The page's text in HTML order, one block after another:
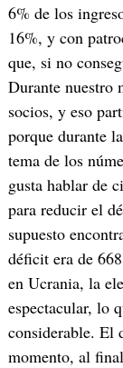
6% de los
16%, y con
que, si no
Durante nuestro
socios, y eso
porque durante
tema de los
gusta hablar de
para reducir el
supuesto
déficit era de
en Ucrania, la
espectacular, lo
considerable. El
momento, al